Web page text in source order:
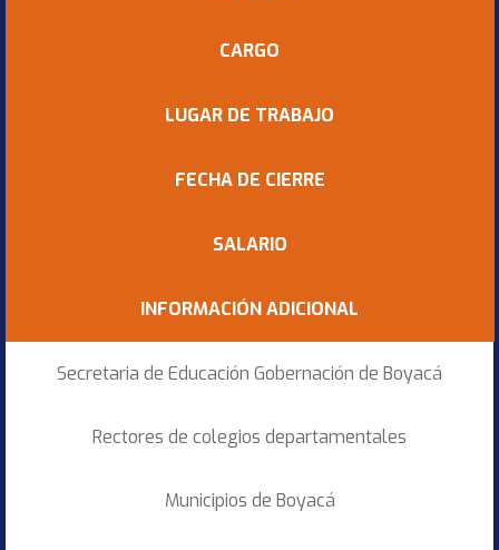
CARGO
LUGAR DE TRABAJO
FECHA DE CIERRE
SALARIO
INFORMACIÓN ADICIONAL
Secretaria de Educación Gobernación de Boyacá
Rectores de colegios departamentales
Municipios de Boyacá